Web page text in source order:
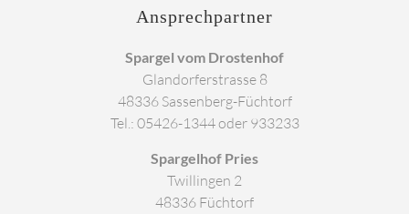
Ansprechpartner
Spargel vom Drostenhof
Glandorferstrasse 8
48336 Sassenberg-Füchtorf
Tel.: 05426-1344 oder 933233
Spargelhof Pries
Twillingen 2
48336 Füchtorf